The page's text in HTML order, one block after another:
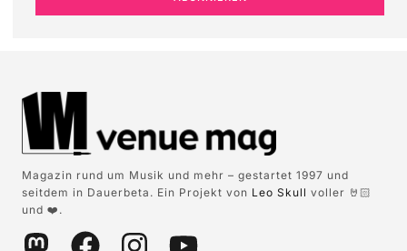
Magazin rund um Musik und mehr – gestartet 1997 und
seitdem in Dauerbeta. Ein Projekt von Leo Skull voller 🤘🏻
und ❤️.